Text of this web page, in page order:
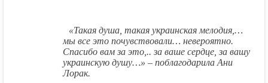
«Такая душа, такая украинская мелодия,…
мы все это почувствовали… невероятно.
Спасибо вам за это,.. за ваше сердце, за вашу
украинскую душу…» – поблагодарила Ани
Лорак.